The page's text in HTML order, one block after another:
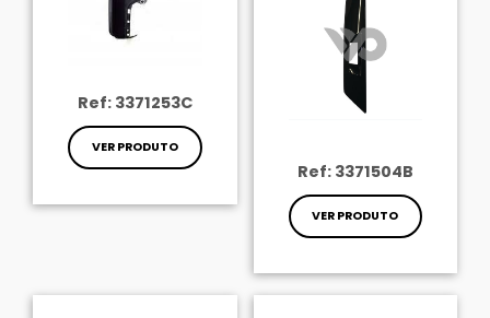
Ref: 3371253C
VER PRODUTO
Ref: 3371504B
VER PRODUTO